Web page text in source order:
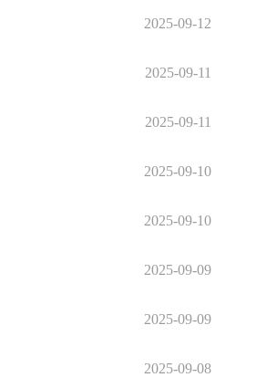
2025-09-12
2025-09-11
2025-09-11
2025-09-10
2025-09-10
2025-09-09
2025-09-09
2025-09-08